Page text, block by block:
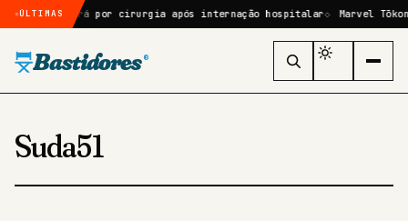
ÚLTIMAS
ele passará por cirurgia após internação hospitalar Marvel
Bastidores ®
Suda51